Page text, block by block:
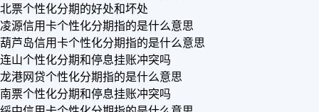
北票个性化分期的好处和坏处
凌源信用卡个性化分期指的是什么意思
葫芦岛信用卡个性化分期指的是什么意思
连山个性化分期和停息挂账冲突吗
龙港网贷个性化分期指的是什么意思
南票个性化分期和停息挂账冲突吗